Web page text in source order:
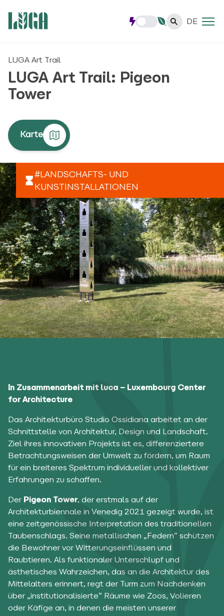
DE
#LANDSCHAFTS- UND
KUNSTINSTALLATIONEN
LUGA Art Trail
LUGA Art Trail: Pigeon
Tower
Karte
In Zusammenarbeit mit luca – Luxembourg Center
for Architecture
Das Architekturbüro Studio Ossidiana arbeitet an der
Schnittstelle von Architektur, Design und Landschaft.
Ziel ihres innovativen Projekts ist es, differenziertere
Betrachtungsweisen der Umwelt zu fördern, um Raum
für ein breiteres Spektrum individueller und kollektiver
Erfahrungen zu schaffen.
Der Pigeon Tower, der erstmals auf der
Architekturbiennale in Venedig 2021 gezeigt wurde, ist
eine zeitgenössische Interpretation des traditionellen
Taubenschlags. Seine metallischen „Federn“ schützen
die Bewohner vor Witterungseinflüssen und
Raubtieren. Als funktionaler Unterschlupf und
ästhetisches Wahrzeichen, das an die Architektur des
Mittelalters erinnert, regt der Turm zum Nachdenken
über „institutionalisierte“ Räume wie Zoos, Volieren
oder Käfige an, in denen die meisten unserer